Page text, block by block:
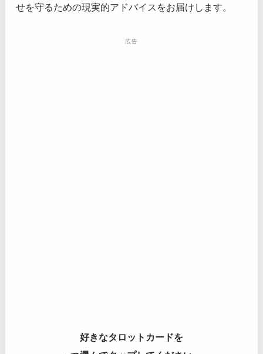
せを守るための現実的アドバイスをお届けします。
広告
好きなタロットカードを